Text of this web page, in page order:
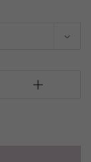
